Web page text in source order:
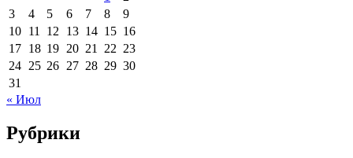
3
4 5 6 7 8
9
10 11 12 13 14 15 16
17 18 19 20 21 22 23
24 25 26 27 28 29 30
31
« Июл
Рубрики